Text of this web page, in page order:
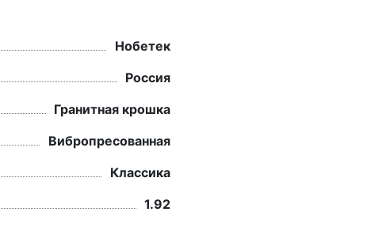
Нобетек
Россия
Гранитная крошка
Вибропресованная
Классика
1.92